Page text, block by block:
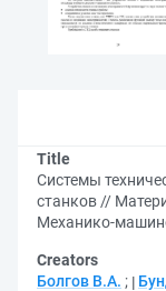
Title
Системы
станков //
Механико-
Creators
Болгов В.А. ;